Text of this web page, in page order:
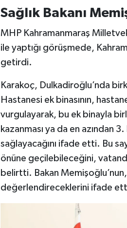
Sağlık Bakanı
MHP Kahramanmaraş
ile yaptığı görüşmede,
getirdi.
Karakoç, Dulkadiroğlu’nda
Hastanesi ek binasının,
vurgulayarak, bu ek binayla
kazanması ya da en azından
sağlayacağını ifade etti. Bu
önüne geçilebileceğini,
belirtti. Bakan
değerlendireceklerini ifade